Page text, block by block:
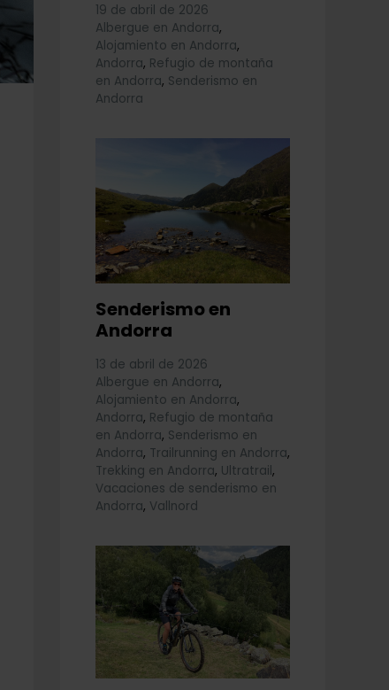
19 de abril de 2026
Albergue en Andorra,
Alojamiento en Andorra,
Andorra, Refugio de montaña
en Andorra, Senderismo en
Andorra
Senderismo en
Andorra
13 de abril de 2026
Albergue en Andorra,
Alojamiento en Andorra,
Andorra, Refugio de montaña
en Andorra, Senderismo en
Andorra, Trailrunning en Andorra,
Trekking en Andorra, Ultratrail,
Vacaciones de senderismo en
Andorra, Vallnord